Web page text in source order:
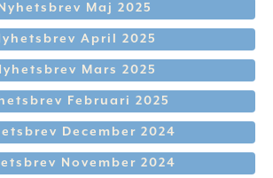
Nyhetsbrev Maj 2025
April 2025
Mars 2025
Februari 2025
December 2024
November 2024